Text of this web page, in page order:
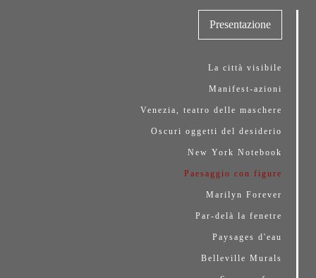
Presentazione
La città visibile
Manifest-azioni
Venezia, teatro delle maschere
Oscuri oggetti del desiderio
New York Notebook
Paesaggio con figure
Marilyn Forever
Par-delà la fenetre
Paysages d'eau
Belleville Murals